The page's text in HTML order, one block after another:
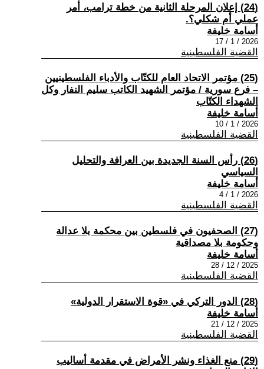
(24) إعلان المرحلة الثانية من خطة ترامب، أمر
عملي أم شكلي؟.
أسامة خليفة
2026 / 1 / 17
القضية الفلسطينية
(25) مؤتمر الاتحاد العام للكتّاب والأدباء الفلسطينيين
– فرع سورية / مؤتمر الشهيد الكاتب سليم النفار وكل
الشهداء الكتّاب
أسامة خليفة
2026 / 1 / 10
القضية الفلسطينية
(26) رأس السنة الجديدة بين العرافة والتحليل
السياسي
أسامة خليفة
2026 / 1 / 4
القضية الفلسطينية
(27) الصحفيون في فلسطين بين محكمة بلا عدالة
وحكومة بلا مصداقية
أسامة خليفة
2025 / 12 / 28
القضية الفلسطينية
(28) الدور التركي في «قوة الاستقرار الدولية»
أسامة خليفة
2025 / 12 / 21
القضية الفلسطينية
(29) منع الغذاء ونشر الأمراض في مقدمة أساليب